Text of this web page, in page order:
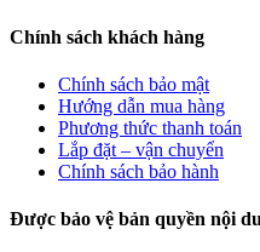
Chính sách khách hàng
Chính sách bảo mật
Hướng dẫn mua hàng
Phương thức thanh toán
Lắp đặt – vận chuyển
Chính sách bảo hành
Được bảo vệ bản quyền nội